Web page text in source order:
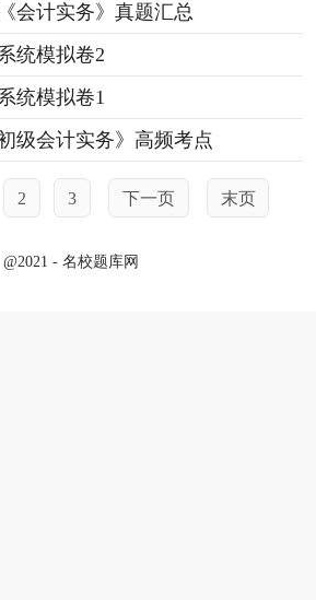
会计实务》真题汇总
统模拟卷2
统模拟卷1
级会计实务》高频考点
2 3 下一页 末页
@2021 - 名校题库网